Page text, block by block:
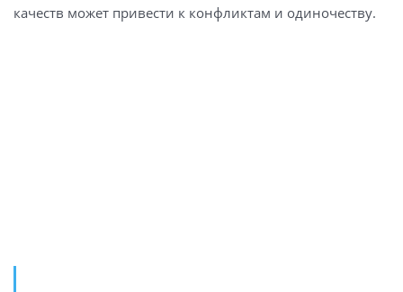
качеств может привести к конфликтам и одиночеству.